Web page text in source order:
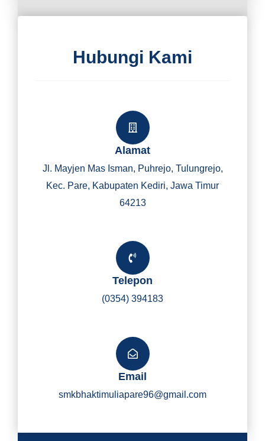
Y
I
Hubungi Kami
Alamat
Jl. Mayjen Mas Isman, Puhrejo, Tulungrejo,
Kec. Pare, Kabupaten Kediri, Jawa Timur
64213
Telepon
(0354) 394183
Email
smkbhaktimuliapare96@gmail.com